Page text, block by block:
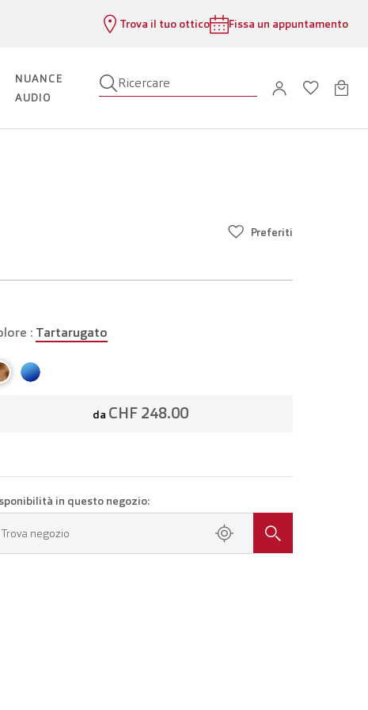
Trova il tuo ottico Fissa un appuntamento
NUANCE
AUDIO
Ricercare
Preferiti
: Tartarugato
da CHF 248.00
in questo negozio:
Trova negozio